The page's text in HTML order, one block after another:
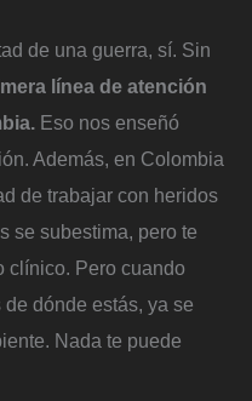
de una guerra, sí. Sin
línea de atención
Eso nos enseñó
Además, en Colombia
de trabajar con heridos
se subestima, pero te
clínico. Pero cuando
dónde estás, ya se
Nada te puede